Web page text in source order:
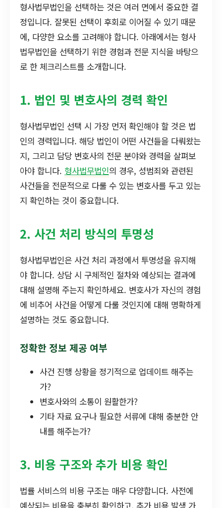
형사법무법인을 선택하는 것은 여러 면에서 중요한 결
정입니다. 잘못된 선택이 후회로 이어질 수 있기 때문
에, 다양한 요소를 고려해야 합니다. 아래에서는 형사
법무법인을 선택하기 위한 경험과 전문 지식을 바탕으
로 한 체크리스트를 소개합니다.
1. 법인 및 변호사의 경력 확인
형사법무법인 선택 시 가장 먼저 확인해야 할 것은 법
인의 경력입니다. 해당 법인이 어떤 사건들을 다뤄왔는
지, 그리고 담당 변호사의 전문 분야와 경력을 살펴보
아야 합니다. 형사법무법인의 경우, 성범죄와 관련된
사건들을 전문적으로 다룰 수 있는 변호사를 두고 있는
지 확인하는 것이 중요합니다.
2. 사건 처리 방식의 투명성
형사법무법인은 사건 처리 과정에서 투명성을 유지해
야 합니다. 상담 시 구체적인 절차와 예상되는 결과에
대해 설명해 주는지 확인하세요. 변호사가 자신의 경험
에 비추어 사건을 어떻게 다룰 것인지에 대해 명확하게
설명하는 것도 중요합니다.
정확한 정보 제공 여부
사건 진행 상황을 정기적으로 업데이트 해주는
가?
변호사와의 소통이 원활한가?
기타 자료 요구나 필요한 서류에 대해 충분한 안
내를 해주는가?
3. 비용 구조와 추가 비용 확인
법률 서비스의 비용 구조는 매우 다양합니다. 사전에
예상되는 비용을 충분히 확인하고, 추가 비용 발생 가